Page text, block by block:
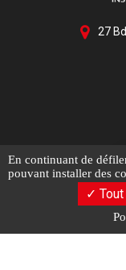
27
En continuant de
pouvant installer des